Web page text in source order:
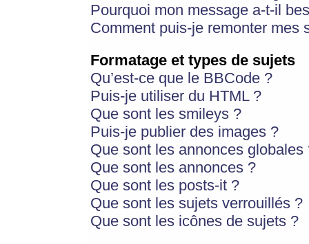
Pourquoi mon message a-t-il
Comment puis-je remonter mes
Formatage et types de sujets
Qu’est-ce que le BBCode ?
Puis-je utiliser du HTML ?
Que sont les smileys ?
Puis-je publier des images ?
Que sont les annonces globales
Que sont les annonces ?
Que sont les posts-it ?
Que sont les sujets verrouillés ?
Que sont les icônes de sujets ?